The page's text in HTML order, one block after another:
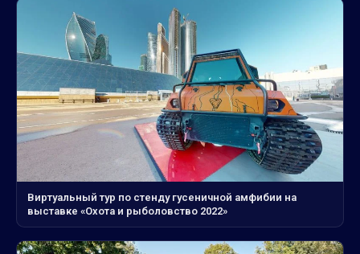
Виртуальный тур по стенду гусеничной амфибии на
выставке «Охота и рыболовство 2022»